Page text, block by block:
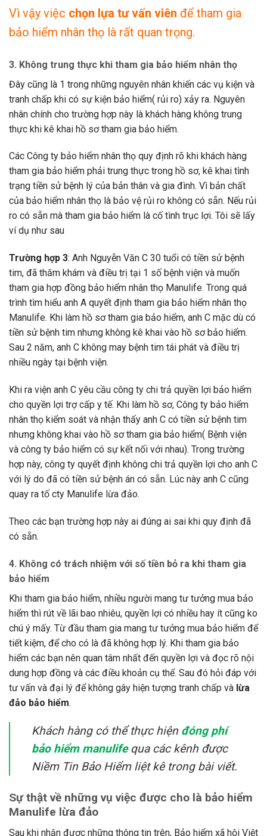
Vì vậy việc chọn lựa tư vấn viên để tham gia
bảo hiểm nhân thọ là rất quan trọng.
3. Không trung thực khi tham gia bảo hiểm nhân thọ
Đây cũng là 1 trong những nguyên nhân khiến các vụ kiện và
tranh chấp khi có sự kiện bảo hiểm( rủi ro) xảy ra. Nguyên
nhân chính cho trường hợp này là khách hàng không trung
thực khi kê khai hồ sơ tham gia bảo hiểm.
Các Công ty bảo hiểm nhân thọ quy định rõ khi khách hàng
tham gia bảo hiểm phải trung thực trong hồ sơ, kê khai tình
trạng tiền sử bệnh lý của bản thân và gia đình. Vì bản chất
của bảo hiểm nhân thọ là bảo vệ rủi ro không có sẵn. Nếu rủi
ro có sẵn mà tham gia bảo hiểm là cố tình trục lợi. Tôi sẽ lấy
ví dụ như sau
Trường hợp 3: Anh Nguyễn Văn C 30 tuổi có tiền sử bệnh
tim, đã thăm khám và điều trị tại 1 số bệnh viện và muốn
tham gia hợp đồng bảo hiểm nhân thọ Manulife. Trong quá
trình tìm hiểu anh A quyết định tham gia bảo hiểm nhân thọ
Manulife. Khi làm hồ sơ tham gia bảo hiểm, anh C mặc dù có
tiền sử bệnh tim nhưng không kê khai vào hồ sơ bảo hiểm.
Sau 2 năm, anh C không may bệnh tim tái phát và điều trị
nhiều ngày tại bệnh viện.
Khi ra viện anh C yêu cầu công ty chi trả quyền lợi bảo hiểm
cho quyền lợi trợ cấp y tế. Khi làm hồ sơ, Công ty bảo hiểm
nhân thọ kiểm soát và nhận thấy anh C có tiền sử bệnh tim
nhưng không khai vào hồ sơ tham gia bảo hiểm( Bệnh viện
và công ty bảo hiểm có sự kết nối với nhau). Trong trường
hợp này, công ty quyết định không chi trả quyền lợi cho anh C
với lý do đã có tiền sử bệnh án có sẵn. Lúc này anh C cũng
quay ra tố cty Manulife lừa đảo.
Theo các bạn trường hợp này ai đúng ai sai khi quy định đã
có sẵn.
4. Không có trách nhiệm với số tiền bỏ ra khi tham gia
bảo hiểm
Khi tham gia bảo hiểm, nhiều người mang tư tưởng mua bảo
hiểm thì rút về lãi bao nhiêu, quyền lợi có nhiều hay ít cũng ko
chú ý mấy. Từ đầu tham gia mang tư tưởng mua bảo hiểm để
tiết kiệm, để cho có là đã không hợp lý. Khi tham gia bảo
hiểm các bạn nên quan tâm nhất đến quyền lợi và đọc rõ nội
dung hợp đồng và các điều khoản cụ thể. Sau đó hỏi đáp với
tư vấn và đại lý để không gây hiện tượng tranh chấp và lừa
đảo bảo hiểm.
Khách hàng có thể thực hiện đóng phí
bảo hiểm manulifequa các kênh được
Niềm Tin Bảo Hiểm liệt kê trong bài viết.
Sự thật về những vụ việc được cho là bảo hiểm
Manulife lừa đảo
Sau khi nhận được những thông tin trên, Bảo hiểm xã hội Việt